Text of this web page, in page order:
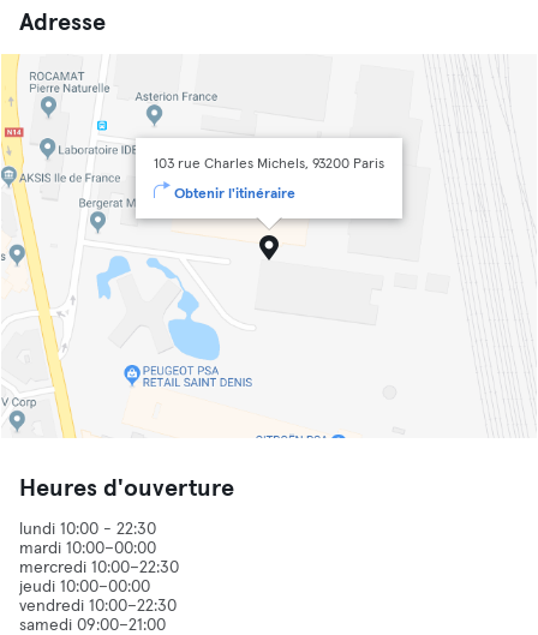
Adresse
103 rue Charles Michels, 93200 Paris
Obtenir l'itinéraire
Heures d'ouverture
lundi 10:00 - 22:30
mardi 10:00–00:00
mercredi 10:00–22:30
jeudi 10:00–00:00
vendredi 10:00–22:30
samedi 09:00–21:00